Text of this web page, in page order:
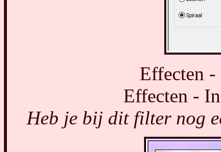
Effecten -
Effecten -
Heb je bij dit filter nog